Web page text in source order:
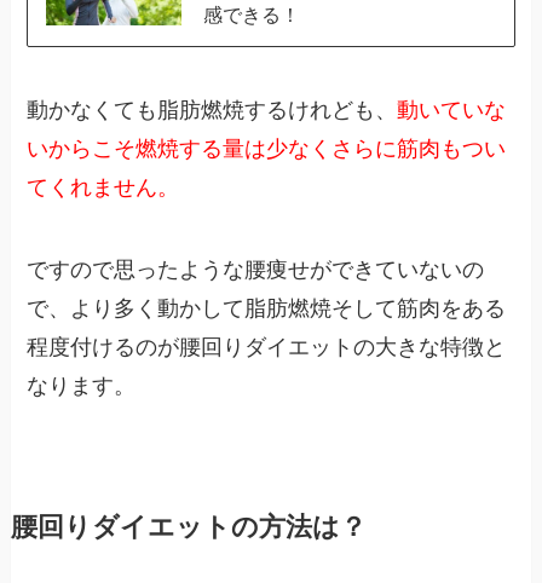
感できる！
動かなくても脂肪燃焼するけれども、動いていな
いからこそ燃焼する量は少なくさらに筋肉もつい
てくれません。
ですので思ったような腰痩せができていないの
で、より多く動かして脂肪燃焼そして筋肉をある
程度付けるのが腰回りダイエットの大きな特徴と
なります。
腰回りダイエットの方法は？